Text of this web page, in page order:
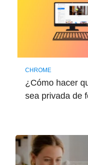
CHROME
¿Cómo hacer
sea privada de